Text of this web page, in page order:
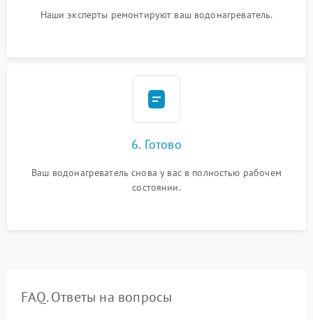
Наши эксперты ремонтируют ваш водонагреватель.
6. Готово
Ваш водонагреватель снова у вас в полностью рабочем
состоянии.
FAQ. Ответы на вопросы